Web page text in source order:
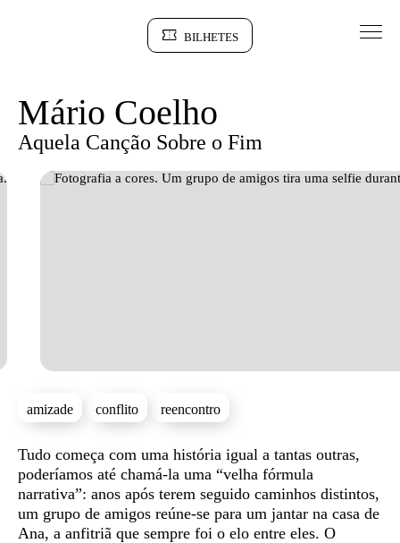
BILHETES
Mário Coelho
Aquela Canção Sobre o Fim
Sinopse
Tudo começa com uma história igual a tantas outras,
poderíamos até chamá-la uma “velha fórmula
narrativa”: anos após terem seguido caminhos distintos,
um grupo de amigos reúne-se para um jantar na casa de
Ana, a anfitriã que sempre foi o elo entre eles. O
amizade conflito reencontro